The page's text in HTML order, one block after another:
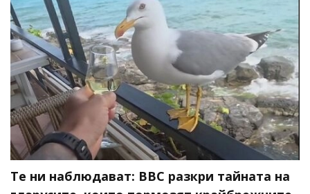
Те ни наблюдават: BBC разкри тайната на